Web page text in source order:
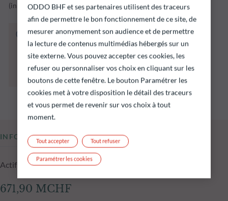
(initialement le 31 décembre 2028.
Le fonds ci‑dessous présente notamment un
risque de perte en capital.
Il est rappelé que les performances passées ne
préjugent pas des performances futures et ne
sont pas constantes dans le temps.
INFORMATIONS CLÉS
Actif net du fonds au 05.08.2026
671,90 MCHF
ODDO BHF et ses partenaires utilisent des traceurs
afin de permettre le bon fonctionnement de ce site, de
mesurer anonymement son audience et de permettre
la lecture de contenus multimédias hébergés sur un
site externe. Vous pouvez accepter ces cookies, les
refuser ou personnaliser vos choix en cliquant sur les
boutons de cette fenêtre. Le bouton Paramétrer les
cookies met à votre disposition le détail des traceurs
et vous permet de revenir sur vos choix à tout
moment.
Tout refuser
Tout accepter
Paramétrer les cookies